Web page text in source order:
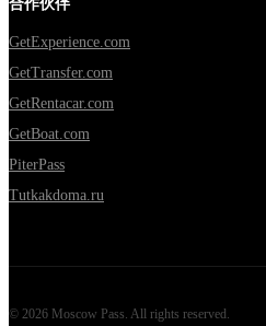
合作伙伴
GetExperience.com
GetTransfer.com
GetRentacar.com
GetBoat.com
PiterPass
Tutkakdoma.ru
© 2026 Moscow Pass. All rights reserved.